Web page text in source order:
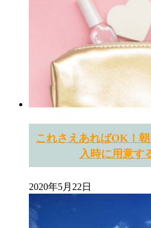
これさえあればOK！
入時に用意す
2020年5月22日